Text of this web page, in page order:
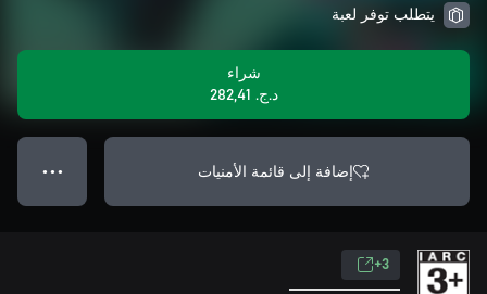
يتطلب توفر لعبة
شراء
د.ج.‏ 282,41
إضافة إلى قائمة الأمنيات ● ● ●
3+